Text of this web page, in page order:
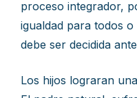
proceso integrador,
igualdad para todos
debe ser decidida
Los hijos lograran